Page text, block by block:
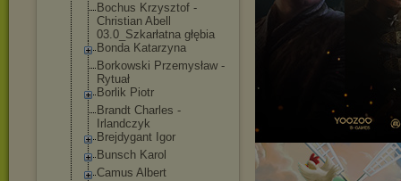
Bochus Krzysztof -
Christian Abell
03.0_Szkarłatna głębia
Bonda Katarzyna
Borkowski Przemysław -
Rytuał
Borlik Piotr
Brandt Charles -
Irlandczyk
Brejdygant Igor
Bunsch Karol
Camus Albert